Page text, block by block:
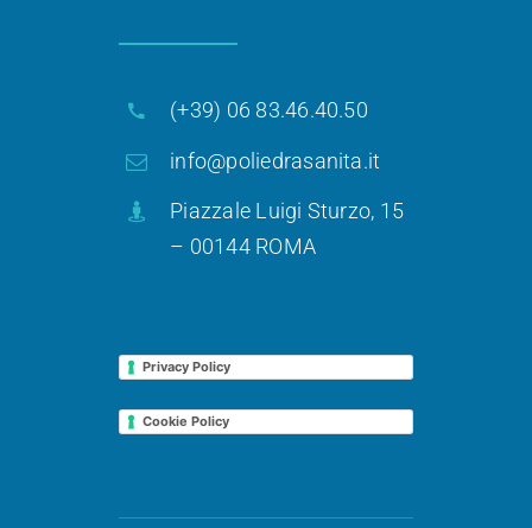
(+39) 06 83.46.40.50
info@poliedrasanita.it
Piazzale Luigi Sturzo, 15
– 00144 ROMA
Privacy Policy
Cookie Policy